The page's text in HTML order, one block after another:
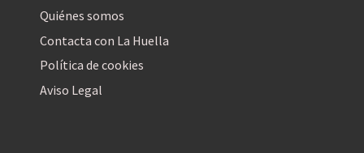
Quiénes somos
Contacta con La Huella
Política de cookies
Aviso Legal